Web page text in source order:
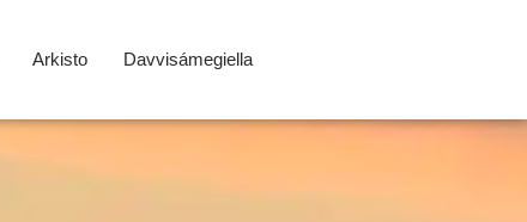
Arkisto Davvisámegiella